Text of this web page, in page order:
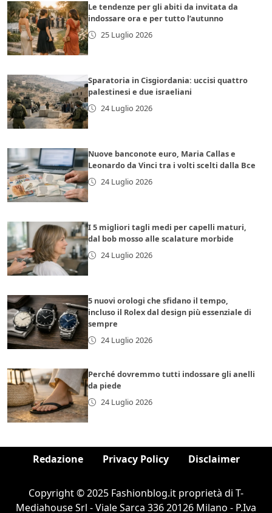
Le tendenze per gli abiti da invitata da
indossare ora e per tutto l’autunno
25 Luglio 2026
Sparatoria in Cisgiordania: uccisi quattro
palestinesi e due israeliani
24 Luglio 2026
Nuove banconote euro, Maria Callas e
Leonardo da Vinci tra i volti scelti dalla Bce
24 Luglio 2026
I 5 migliori tagli medi per capelli maturi,
dal bob mosso alle scalature morbide
24 Luglio 2026
5 nuovi orologi che sfidano il tempo,
incluso il Rolex dal design più essenziale di
sempre
24 Luglio 2026
Perché dovremmo tutti indossare gli anelli
da piede
24 Luglio 2026
Redazione Privacy Policy Disclaimer
Copyright © 2025 Fashionblog.it proprietà di T-
Mediahouse Srl - Viale Sarca 336 20126 Milano - P.Iva